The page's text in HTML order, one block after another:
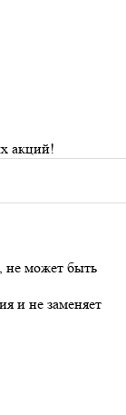
акций!
не может быть
и не заменяет